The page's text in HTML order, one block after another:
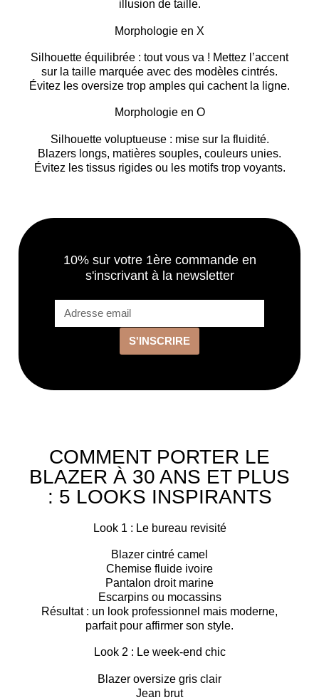
illusion de taille.
Morphologie en X
Silhouette équilibrée : tout vous va ! Mettez l’accent
sur la taille marquée avec des modèles cintrés.
Évitez les oversize trop amples qui cachent la ligne.
Morphologie en O
Silhouette voluptueuse : mise sur la fluidité.
Blazers longs, matières souples, couleurs unies.
Évitez les tissus rigides ou les motifs trop voyants.
10% sur votre 1ère commande en
s'inscrivant à la newsletter
S'INSCRIRE
COMMENT PORTER LE
BLAZER À 30 ANS ET PLUS
: 5 LOOKS INSPIRANTS
Look 1 : Le bureau revisité
Blazer cintré camel
Chemise fluide ivoire
Pantalon droit marine
Escarpins ou mocassins
Résultat : un look professionnel mais moderne,
parfait pour affirmer son style.
Look 2 : Le week-end chic
Blazer oversize gris clair
Jean brut